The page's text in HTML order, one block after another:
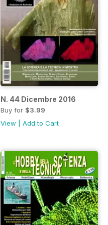
N. 44 Dicembre 2016
Buy for $3.99
View
Add to Cart